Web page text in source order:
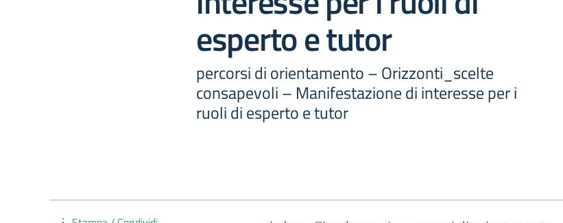
esperto e tutor
percorsi di orientamento – Orizzonti_scelte
consapevoli – Manifestazione di interesse per i
ruoli di esperto e tutor